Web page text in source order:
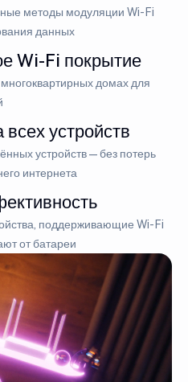
методы модуляции Wi-Fi
данных
Wi-Fi покрытие
домах для
устройств
устройств — без потерь
интернета
поддерживающие Wi-Fi
от батареи